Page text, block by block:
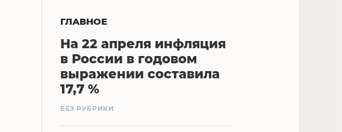
ГЛАВНОЕ
На 22 апреля инфляция
в России в годовом
выражении составила
17,7 %
БЕЗ РУБРИКИ